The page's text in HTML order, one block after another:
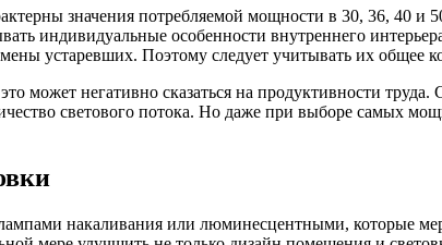
значения потребляемой мощности в 30, 36, 40
индивидуальные особенности внутреннего
устаревших. Поэтому следует учитывать их общее
может негативно сказаться на продуктивности
светового потока. Но даже при выборе самых
накаливания или люминесцентными, которые